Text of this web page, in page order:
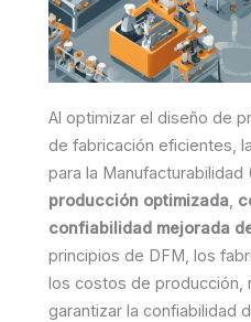
Al optimizar el diseño de
de fabricación eficientes,
para la Manufacturabilidad
producción optimizada
confiabilidad mejorada
principios de DFM, los
los costos de producción,
garantizar la confiabilidad